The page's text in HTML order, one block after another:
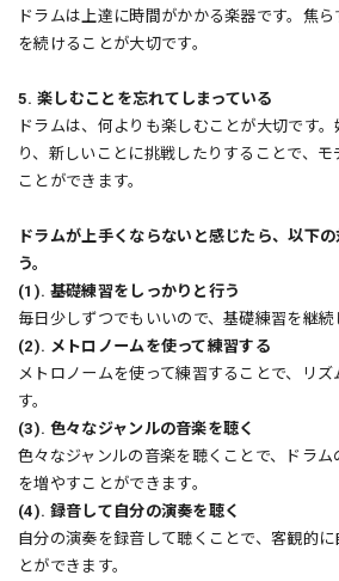
ドラムは上達に時間がかかる楽器です。焦
を続けることが大切です。
5. 楽しむことを忘れてしまっている
ドラムは、何よりも楽しむことが大切です
り、新しいことに挑戦したりすることで、
ことができます。
ドラムが上手くならないと感じたら、以下
う。
(1). 基礎練習をしっかりと行う
毎日少しずつでもいいので、基礎練習を継続
(2). メトロノームを使って練習する
メトロノームを使って練習することで、リ
す。
(3). 色々なジャンルの音楽を聴く
色々なジャンルの音楽を聴くことで、ドラ
を増やすことができます。
(4). 録音して自分の演奏を聴く
自分の演奏を録音して聴くことで、客観的
とができます。